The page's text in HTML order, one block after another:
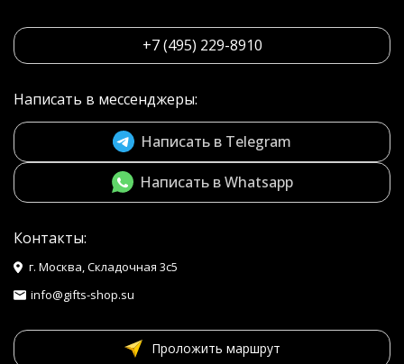
+7 (495) 229-8910
Написать в мессенджеры:
Написать в Telegram
Написать в Whatsapp
Контакты:
г. Москва, Складочная 3с5
info@gifts-shop.su
Проложить маршрут